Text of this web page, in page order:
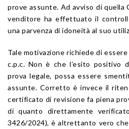
prove assunte. Ad avviso di quella
venditore ha effettuato il
una parvenza di idoneità al suo
Tale motivazione richiede di
c.p.c. Non è che l’esito positivo
prova legale, possa essere
assunte. Corretto è invece il
certificato di revisione fa piena
di quanto direttamente
3426/2024), è altrettanto vero